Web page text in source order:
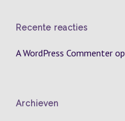
Recente reacties
A WordPress Commenterop
Archieven